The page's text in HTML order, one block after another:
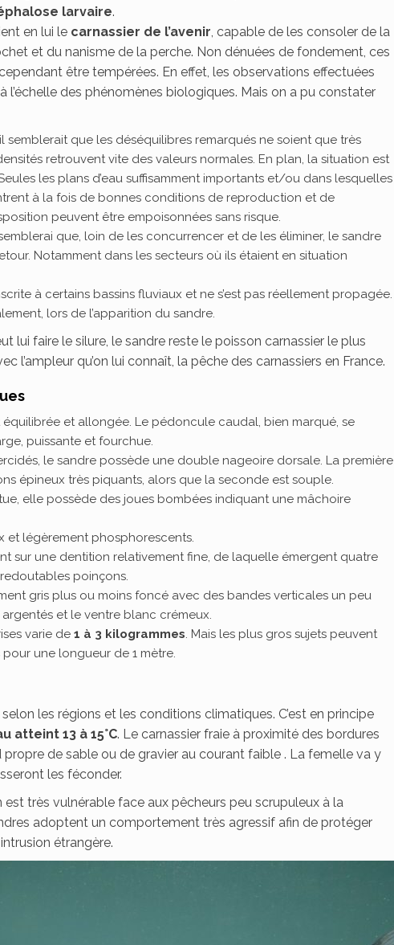
larvaire.
en lui le carnassier de l’avenir, capable de les consoler de la
et du nanisme de la perche. Non dénuées de fondement, ces
être tempérées. En effet, les observations effectuées
l’échelle des phénomènes biologiques. Mais on a pu constater
semblerait que les déséquilibres remarqués ne soient que très
retrouvent vite des valeurs normales. En plan, la situation est
les plans d’eau suffisamment importants et/ou dans lesquelles
à la fois de bonnes conditions de reproduction et de
peuvent être empoisonnées sans risque.
que, loin de les concurrencer et de les éliminer, le sandre
Notamment dans les secteurs où ils étaient en situation
à certains bassins fluviaux et ne s’est pas réellement propagée.
lors de l’apparition du sandre.
lui faire le silure, le sandre reste le poisson carnassier le plus
l’ampleur qu’on lui connaît, la pêche des carnassiers en France.
équilibrée et allongée. Le pédoncule caudal, bien marqué, se
puissante et fourchue.
le sandre possède une double nageoire dorsale. La première
épineux très piquants, alors que la seconde est souple.
elle possède des joues bombées indiquant une mâchoire
et légèrement phosphorescents.
sur une dentition relativement fine, de laquelle émergent quatre
poinçons.
gris plus ou moins foncé avec des bandes verticales un peu
et le ventre blanc crémeux.
varie de 1 à 3 kilogrammes. Mais les plus gros sujets peuvent
une longueur de 1 mètre.
selon les régions et les conditions climatiques. C’est en principe
atteint 13 à 15°C. Le carnassier fraie à proximité des bordures
de sable ou de gravier au courant faible . La femelle va y
les féconder.
très vulnérable face aux pêcheurs peu scrupuleux à la
adoptent un comportement très agressif afin de protéger
étrangère.